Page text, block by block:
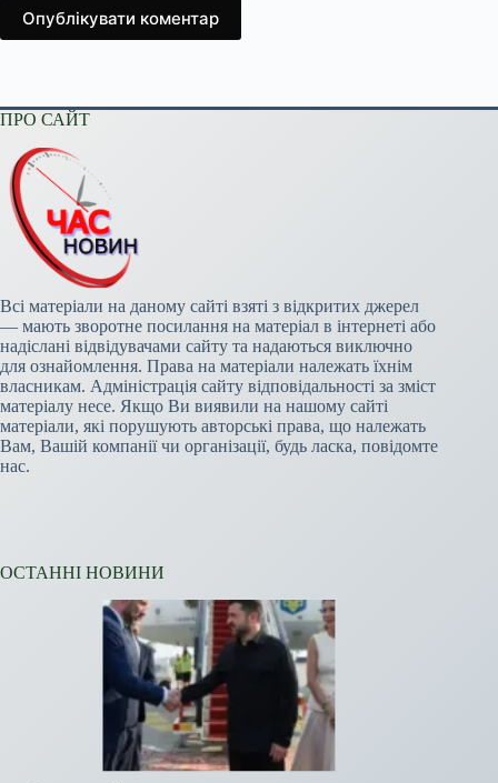
Опублікувати коментар
ПРО САЙТ
Всі матеріали на даному сайті взяті з відкритих джерел
— мають зворотне посилання на матеріал в інтернеті або
надіслані відвідувачами сайту та надаються виключно
для ознайомлення. Права на матеріали належать їхнім
власникам. Адміністрація сайту відповідальності за зміст
матеріалу несе. Якщо Ви виявили на нашому сайті
матеріали, які порушують авторські права, що належать
Вам, Вашій компанії чи організації, будь ласка, повідомте
нас.
ОСТАННІ НОВИНИ